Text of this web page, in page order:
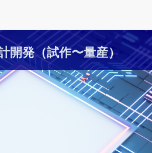
開発（試作〜量産）